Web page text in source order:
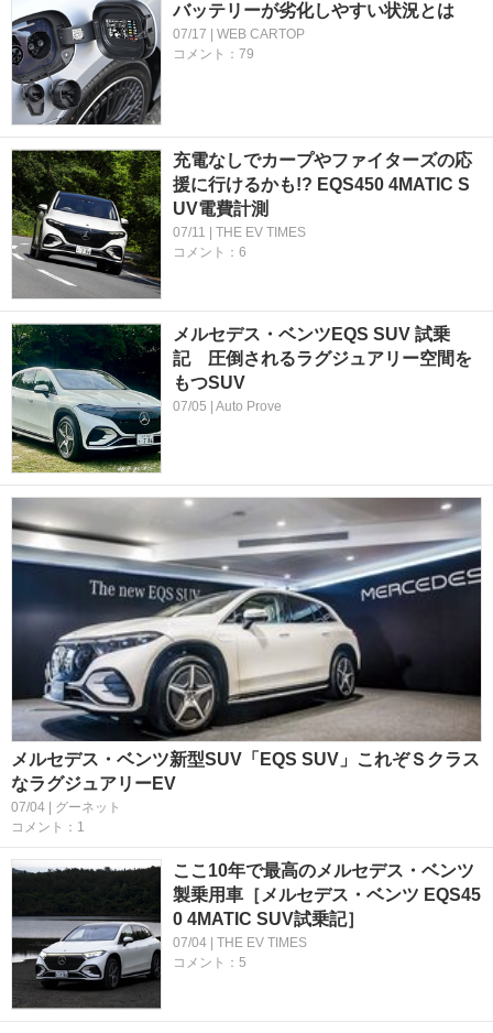
バッテリーが劣化しやすい状況とは
07/17 | WEB CARTOP
コメント：79
充電なしでカープやファイターズの応
援に行けるかも!? EQS450 4MATIC S
UV電費計測
07/11 | THE EV TIMES
コメント：6
メルセデス・ベンツEQS SUV 試乗
記 圧倒されるラグジュアリー空間を
もつSUV
07/05 | Auto Prove
メルセデス・ベンツ新型SUV「EQS SUV」これぞＳクラス
なラグジュアリーEV
07/04 | グーネット
コメント：1
ここ10年で最高のメルセデス・ベンツ
製乗用車［メルセデス・ベンツ EQS45
0 4MATIC SUV試乗記］
07/04 | THE EV TIMES
コメント：5